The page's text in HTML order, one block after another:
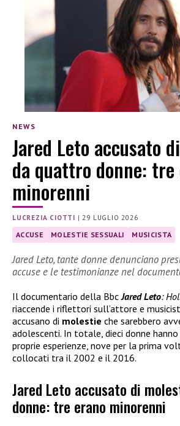
NEWS
Jared Leto accusato
da quattro donne: tre
minorenni
LUCREZIA CIOTTI |29 LUGLIO 2026
ACCUSE MOLESTIE SESSUALI MUSICISTA
Jared Leto, tante donne denunciano
accuse e le testimonianze nel
Il documentario della BbcJared Leto:
riaccende i riflettori sull’attore e
accusano di molestie che sarebbero
adolescenti. In totale, dieci donne
proprie esperienze, nove per la prima
collocati tra il 2002 e il 2016.
Jared Leto accusato di
donne: tre erano minorenni